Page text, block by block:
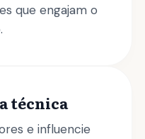
que engajam o
técnica
e influencie